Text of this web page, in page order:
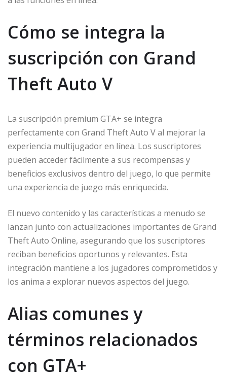
Cómo se integra la
suscripción con Grand
Theft Auto V
La suscripción premium GTA+ se integra
perfectamente con Grand Theft Auto V al mejorar la
experiencia multijugador en línea. Los suscriptores
pueden acceder fácilmente a sus recompensas y
beneficios exclusivos dentro del juego, lo que permite
una experiencia de juego más enriquecida.
El nuevo contenido y las características a menudo se
lanzan junto con actualizaciones importantes de Grand
Theft Auto Online, asegurando que los suscriptores
reciban beneficios oportunos y relevantes. Esta
integración mantiene a los jugadores comprometidos y
los anima a explorar nuevos aspectos del juego.
Alias comunes y
términos relacionados
con GTA+